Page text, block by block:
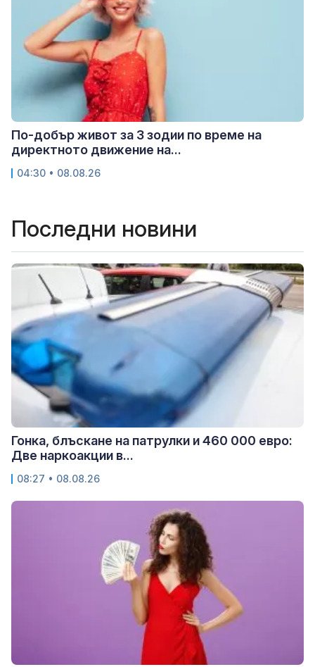
По-добър живот за 3 зодии по време на
директното движение на...
04:30 • 08.08.26
Последни новини
Гонка, блъскане на патрулки и 460 000 евро:
Две наркоакции в...
08:27 • 08.08.26